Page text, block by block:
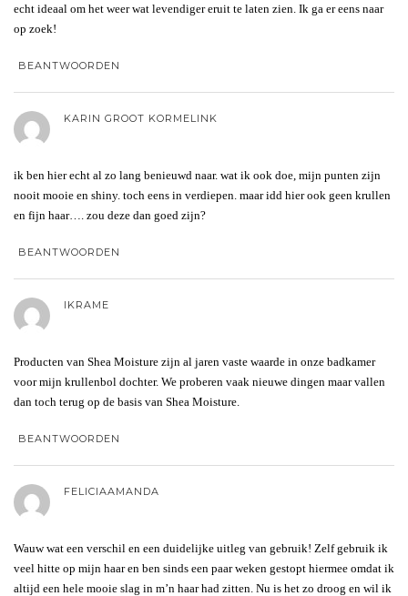
echt ideaal om het weer wat levendiger eruit te laten zien. Ik ga er eens naar
op zoek!
BEANTWOORDEN
KARIN GROOT KORMELINK
ik ben hier echt al zo lang benieuwd naar. wat ik ook doe, mijn punten zijn
nooit mooie en shiny. toch eens in verdiepen. maar idd hier ook geen krullen
en fijn haar…. zou deze dan goed zijn?
BEANTWOORDEN
IKRAME
Producten van Shea Moisture zijn al jaren vaste waarde in onze badkamer
voor mijn krullenbol dochter. We proberen vaak nieuwe dingen maar vallen
dan toch terug op de basis van Shea Moisture.
BEANTWOORDEN
FELICIAAMANDA
Wauw wat een verschil en een duidelijke uitleg van gebruik! Zelf gebruik ik
veel hitte op mijn haar en ben sinds een paar weken gestopt hiermee omdat ik
altijd een hele mooie slag in m’n haar had zitten. Nu is het zo droog en wil ik